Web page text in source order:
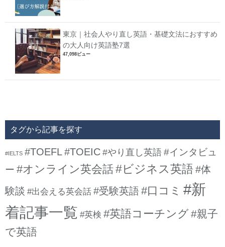
東京｜社会人やり直し英語・基礎文法におすすめ
の大人向け英語塾7選
47,098ビュー
タグから記事を探す
#IELTS #TOEFL#TOEIC #やり直し英語 #インタビュ
ー #オンライン英会話 #ビジネス英語#体
験談 #出会える英会話 #受験英語#口コミ #新
着記事一覧 #英検 #英語コーチング#親子
で英語